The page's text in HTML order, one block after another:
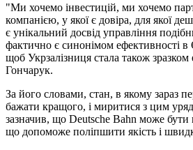
"Ми хочемо інвестицій, ми хочемо
компанією, у якої є довіра, для якої
є унікальний досвід управління
фактично є синонімом ефективності
щоб Укрзалізниця стала також зразком
Гончарук.
За його словами, стан, в якому зараз
бажати кращого, і миритися з цим
зазначив, що Deutsche Bahn може
що допоможе поліпшити якість і